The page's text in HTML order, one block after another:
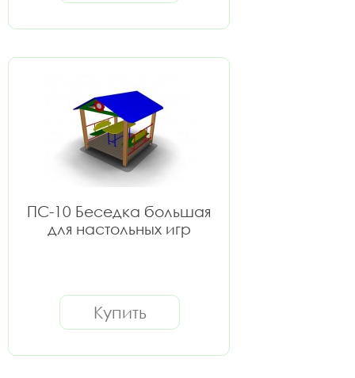
ПС-10 Беседка большая
для настольных игр
Купить